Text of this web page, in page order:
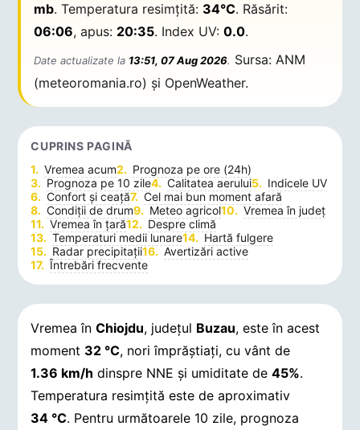
mb. Temperatura resimțită: 34°C. Răsărit:
06:06, apus: 20:35. Index UV:0.0.
Date actualizate la 13:51, 07 Aug 2026. Sursa: ANM
(meteoromania.ro) și OpenWeather.
CUPRINS PAGINĂ
Vremea acum
Prognoza pe ore (24h)
Prognoza pe 10 zile
Calitatea aerului
Indicele UV
Confort și ceață
Cel mai bun moment afară
Condiții de drum
Meteo agricol
Vremea în județ
Vremea în țară
Despre climă
Temperaturi medii lunare
Hartă fulgere
Radar precipitații
Avertizări active
Întrebări frecvente
Vremea înChiojdu, județul Buzau, este în acest
moment 32 °C, nori împrăștiați, cu vânt de
1.36 km/h dinspre NNE și umiditate de45%.
Temperatura resimțită este de aproximativ
34 °C. Pentru următoarele 10 zile, prognoza